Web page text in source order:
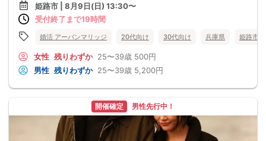
姫路市 | 8月9日(日) 13:30〜
受付終了まで19時間
婚活 アーバンマリッジ 20代向け 30代向け 兵庫県 姫路市
女性 残りわずか 25〜39歳 500円
男性 残りわずか 25〜39歳 5,200円
開催確定 男性先行中！